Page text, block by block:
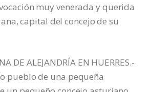
muy venerada y querida
capital del concejo de su
DE ALEJANDRÍA EN HUERRES.-
pueblo de una pequeña